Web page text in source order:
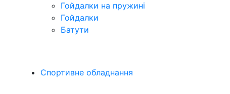
Гойдалки на пружині
Гойдалки
Батути
Спортивне обладнання